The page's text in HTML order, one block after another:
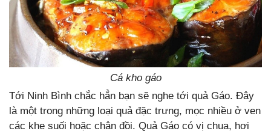
Cá kho gáo
Tới Ninh Bình chắc hẳn bạn sẽ nghe tới quả Gáo. Đây
là một trong những loại quả đặc trưng, mọc nhiều ở ven
các khe suối hoặc chân đồi. Quả Gáo có vị chua, hơi